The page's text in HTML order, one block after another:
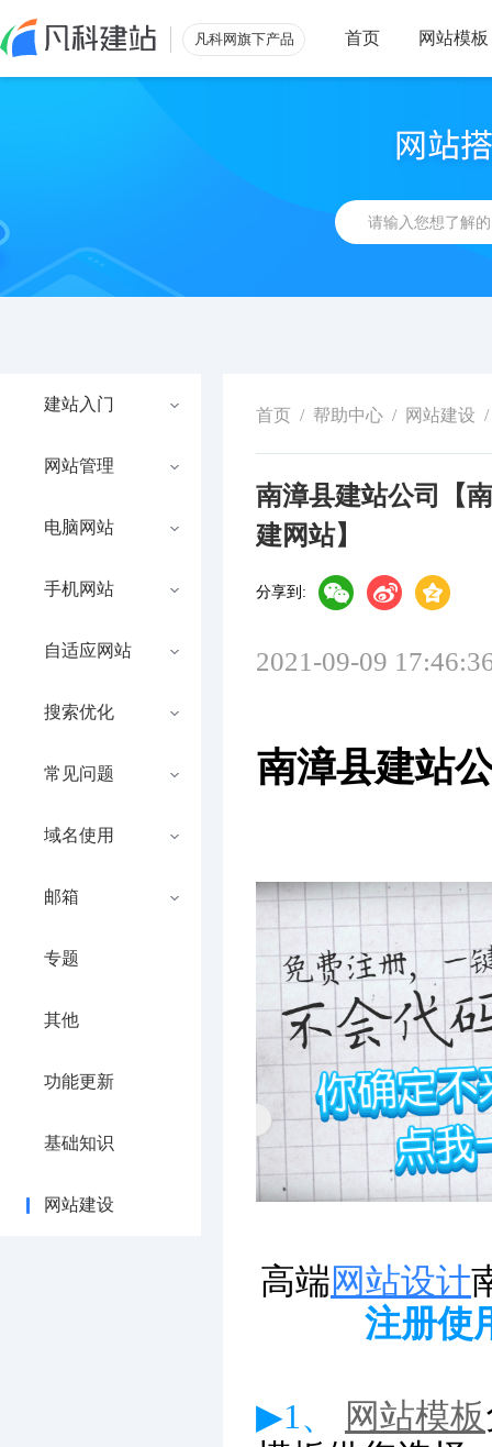
凡科网旗下产品 首页 网站模板
建站入门
网站管理
电脑网站
手机网站
自适应网站
搜索优化
常见问题
域名使用
邮箱
专题
其他
功能更新
基础知识
网站建设
首页 / 帮助中心 / 网站建设 /
南漳县建站公司【
建网站】
分享到:
2021-09-09
南漳县建站
高端网站设计
注册使
▶1、 网站模板